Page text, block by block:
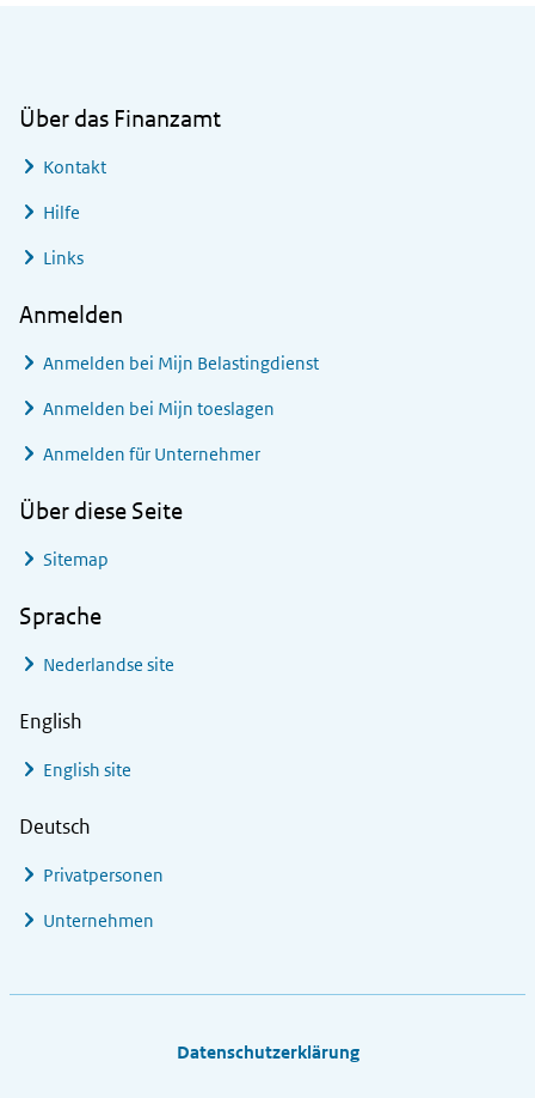
Über das Finanzamt
Kontakt
Hilfe
Links
Anmelden
Anmelden bei Mijn Belastingdienst
Anmelden bei Mijn toeslagen
Anmelden für Unternehmer
Über diese Seite
Sitemap
Sprache
Nederlandse site
English
English site
Deutsch
Privatpersonen
Unternehmen
Datenschutzerklärung